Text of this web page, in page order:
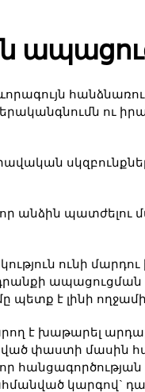
ու
անձին պատժելու
ունի
ապացուցման
պետք է լինի
է խաթարել
փաստի մասին
կարգով`